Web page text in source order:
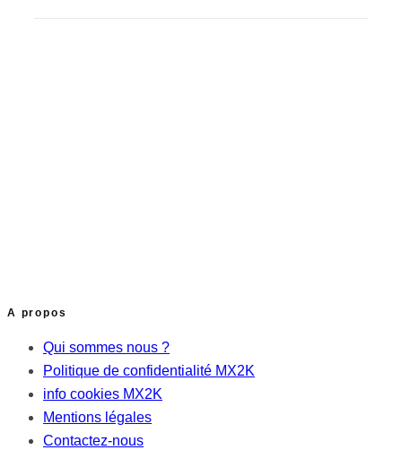
A propos
Qui sommes nous ?
Politique de confidentialité MX2K
info cookies MX2K
Mentions légales
Contactez-nous